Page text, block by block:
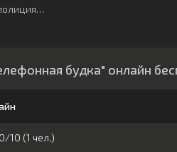
будка" онлайн
0/10 (1 чeл.)